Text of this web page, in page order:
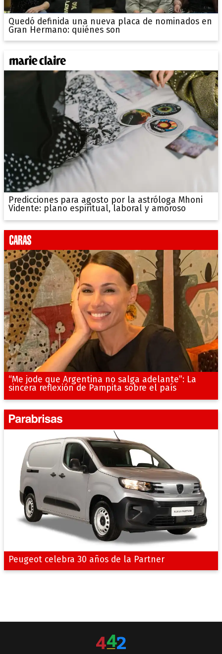
Quedó definida una nueva placa de nominados en
Gran Hermano: quiénes son
Predicciones para agosto por la astróloga Mhoni
Vidente: plano espiritual, laboral y amoroso
“Me jode que Argentina no salga adelante”: La
sincera reflexión de Pampita sobre el país
Peugeot celebra 30 años de la Partner